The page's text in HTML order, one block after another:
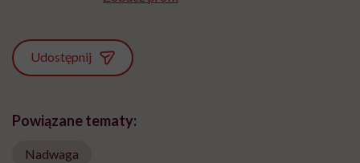
Udostępnij
Powiązane tematy:
Nadwaga